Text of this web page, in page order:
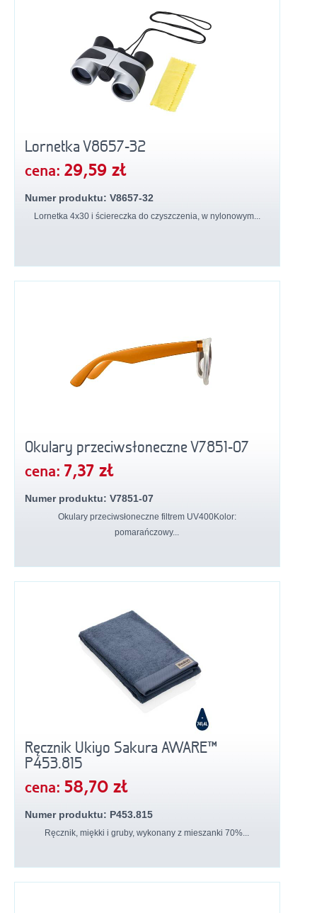
Lornetka V8657-32
cena: 29,59 zł
Numer produktu: V8657-32
Lornetka 4x30 i ściereczka do czyszczenia, w nylonowym...
Okulary przeciwsłoneczne V7851-07
cena: 7,37 zł
Numer produktu: V7851-07
Okulary przeciwsłoneczne filtrem UV400Kolor:
pomarańczowy...
Ręcznik Ukiyo Sakura AWARE™
P453.815
cena: 58,70 zł
Numer produktu: P453.815
Ręcznik, miękki i gruby, wykonany z mieszanki 70%...